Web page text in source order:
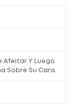
Perecedero, No
Máquina Sobre Su
Afeitar Y Luego
Sobre Su Cara.